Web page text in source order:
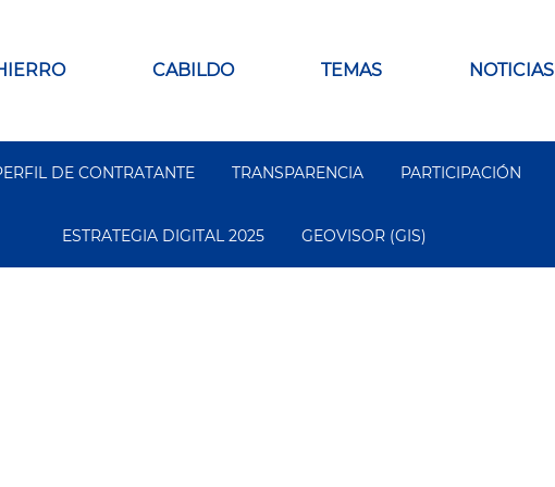
CABILDO TEMAS NOTICIAS
DE CONTRATANTE TRANSPARENCIA PARTICIPACIÓN
ESTRATEGIA DIGITAL 2025 GEOVISOR (GIS)